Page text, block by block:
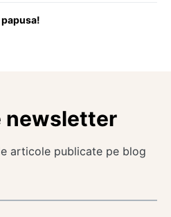
papusa!
newsletter
articole publicate pe blog